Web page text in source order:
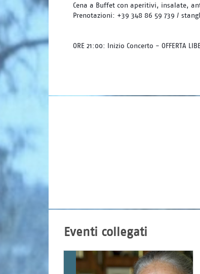
Cena a Buffet con aperitivi, insalate,
Prenotazioni: +39 348 86 59 739 /
ORE 21:00: Inizio Concerto - OFFERTA
Eventi collegati